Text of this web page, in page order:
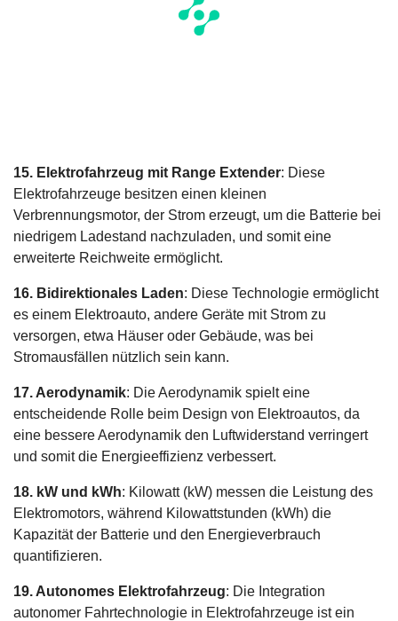
15. Elektrofahrzeug mit Range Extender: Diese
Elektrofahrzeuge besitzen einen kleinen
Verbrennungsmotor, der Strom erzeugt, um die Batterie bei
niedrigem Ladestand nachzuladen, und somit eine
erweiterte Reichweite ermöglicht.
16. Bidirektionales Laden: Diese Technologie ermöglicht
es einem Elektroauto, andere Geräte mit Strom zu
versorgen, etwa Häuser oder Gebäude, was bei
Stromausfällen nützlich sein kann.
17. Aerodynamik: Die Aerodynamik spielt eine
entscheidende Rolle beim Design von Elektroautos, da
eine bessere Aerodynamik den Luftwiderstand verringert
und somit die Energieeffizienz verbessert.
18. kW und kWh: Kilowatt (kW) messen die Leistung des
Elektromotors, während Kilowattstunden (kWh) die
Kapazität der Batterie und den Energieverbrauch
quantifizieren.
19. Autonomes Elektrofahrzeug: Die Integration
autonomer Fahrtechnologie in Elektrofahrzeuge ist ein